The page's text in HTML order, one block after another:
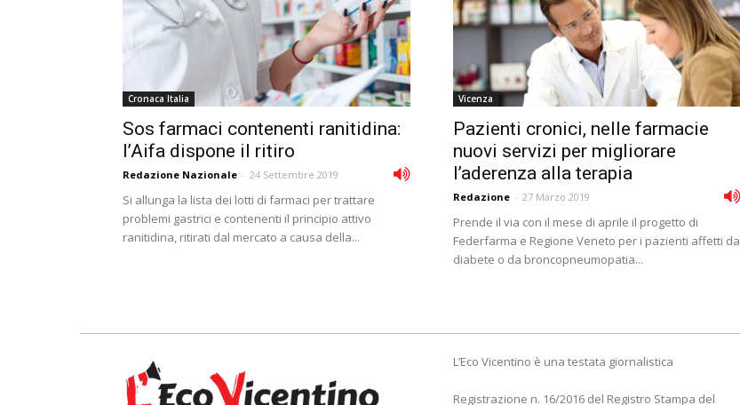
Cronaca Italia
Sos farmaci contenenti ranitidina:
l’Aifa dispone il ritiro
Redazione Nazionale - 24 Settembre 2019
Si allunga la lista dei lotti di farmaci per trattare
problemi gastrici e contenenti il principio attivo
ranitidina, ritirati dal mercato a causa della...
Vicenza
Pazienti cronici, nelle farmacie
nuovi servizi per migliorare
l’aderenza alla terapia
Redazione - 27 Marzo 2019
Prende il via con il mese di aprile il progetto di
Federfarma e Regione Veneto per i pazienti affetti da
diabete o da broncopneumopatia...
L’Eco Vicentino è una testata giornalistica
Registrazione n. 16/2016 del Registro Stampa del